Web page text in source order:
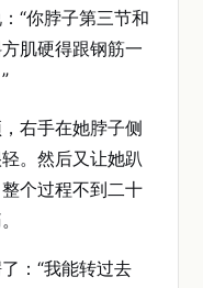
“你脖子第三节和
肌硬得跟钢筋一
右手在她脖子侧
。然后又让她趴
个过程不到二十
：“我能转过去